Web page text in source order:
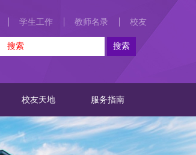
学生工作 教师名录 校友
校友天地 服务指南